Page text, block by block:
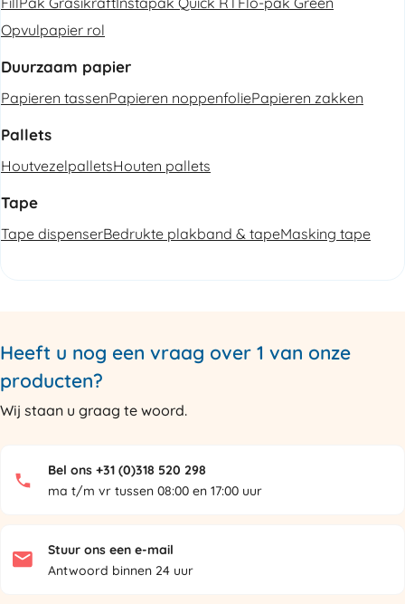
Opvulpapier rol
Duurzaam papier
Papieren tassenPapieren noppenfoliePapieren zakken
Pallets
HoutvezelpalletsHouten pallets
Tape
Tape dispenserBedrukte plakband & tapeMasking tape
Heeft u nog een vraag over 1 van onze
producten?
Wij staan u graag te woord.
Bel ons +31 (0)318 520 298
ma t/m vr tussen 08:00 en 17:00 uur
Stuur ons een e-mail
Antwoord binnen 24 uur